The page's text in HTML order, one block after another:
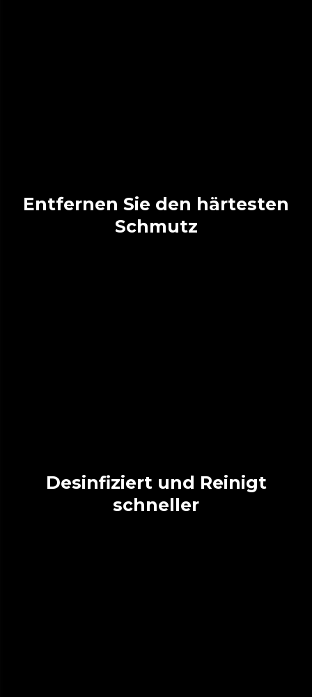
Entfernen Sie den härtesten
Schmutz
Desinfiziert und Reinigt
schneller